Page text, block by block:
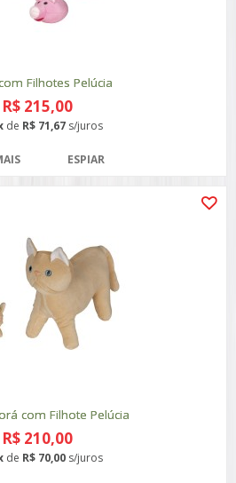
Filhotes Pelúcia
R$ 215,00
de R$ 71,67 s/juros
ESPIAR
com Filhote Pelúcia
R$ 210,00
de R$ 70,00 s/juros